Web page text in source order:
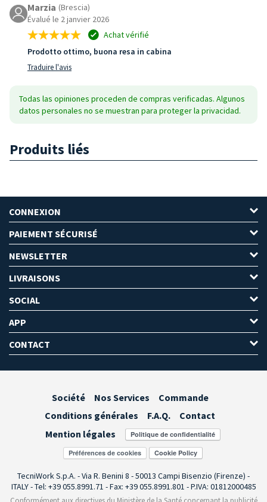
Marzia (Brescia)
Évalué le 2 janvier 2026
Achat vérifié
Prodotto ottimo, buona resa in cabina
Traduire l'avis
Todas las opiniones proceden de compras verificadas. Algunos
datos personales no se muestran para proteger la privacidad.
Produits liés
CONNEXION
PAIEMENT SÉCURISÉ
NEWSLETTER
LIVRAISONS
SOCIAL
APP
CONTACT
Société Nos Services
Commande
Conditions générales
F.A.Q.
Contact
Mention légales
Préférences de cookies
TecniWork S.p.A. - Via R. Benini 8 - 50013 Campi Bisenzio (Firenze) -
ITALY - Tel: +39 055.8991.71 - Fax: +39 055.8991.801 - P.IVA: 01812000485